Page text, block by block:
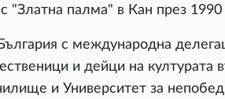
"Златна палма" в Кан през 1990
с международна
и дейци на културата
и Университет за